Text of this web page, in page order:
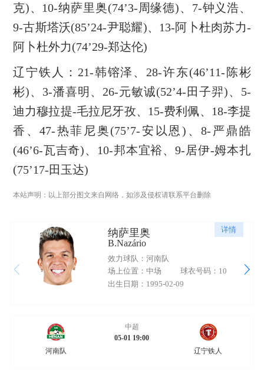
克)、10-纳萨里奥(74’3-周缘德)、7-钟义浩、
9-古斯塔沃(85’24-尹聪耀)、13-阿卜杜肉苏力-
阿卜杜外力(74’29-郑达伦)
辽宁铁人：21-韩镕泽、28-许东(46’11-陈彬
彬)、3-潘喜明、26-元敏诚(52’4-田子羿)、5-
迪力穆拉提-毛拉尼牙孜、15-费利佩、18-李提
香、47-热菲尼奥(75’7-安以恩)、8-严鼎皓
(46’6-瓦吉奇)、10-邦本宜裕、9-居伊-姆本扎
(75’17-田玉达)
本站声明：以上部分图文来自网络，如涉及侵权请联系平台删除
详情
纳萨里奥
B.Nazário
效力球队：河南队
场上位置：中场
球衣号码：10
出生日期：1995-02-09
河南队
中超
05-01 19:00
辽宁铁人